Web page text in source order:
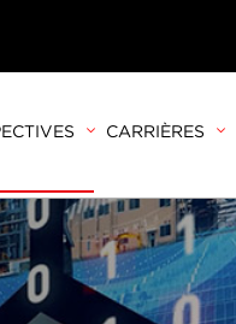
CARRIÈRES